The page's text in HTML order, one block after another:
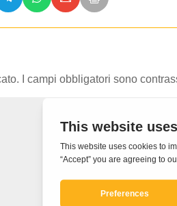
I campi obbligatori sono